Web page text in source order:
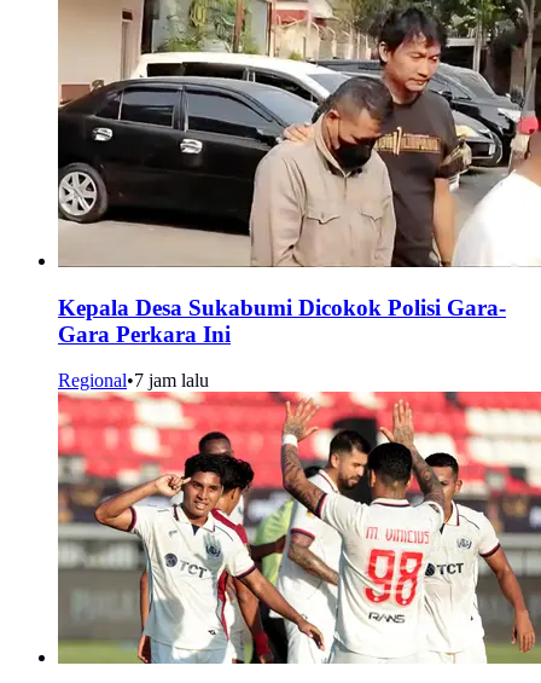
Kepala Desa Sukabumi Dicokok Polisi Gara-
Gara Perkara Ini
Regional•7 jam lalu